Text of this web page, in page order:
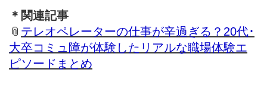
＊関連記事
📎 テレオペレーターの仕事が辛過ぎる？20代･
大卒コミュ障が体験したリアルな職場体験エ
ピソードまとめ